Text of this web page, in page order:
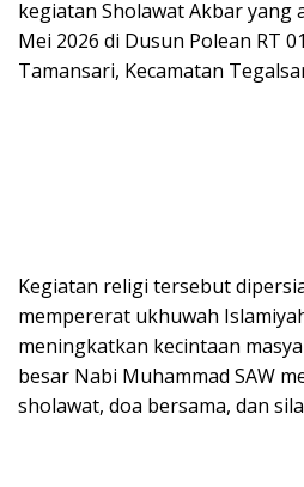
kegiatan Sholawat Akbar yang
Mei 2026 di Dusun Polean RT
Tamansari, Kecamatan
Kegiatan religi tersebut
mempererat ukhuwah
meningkatkan kecintaan
besar Nabi Muhammad SAW
sholawat, doa bersama, dan